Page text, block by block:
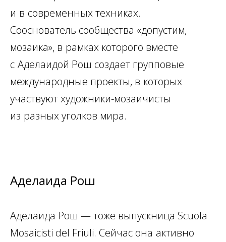
и в современных техниках.
Сооснователь сообщества «допустим,
мозаика», в рамках которого вместе
с Аделаидой Рош создает групповые
международные проекты, в которых
участвуют художники-мозаичисты
из разных уголков мира.
Аделаида Рош
Аделаида Рош — тоже выпускница Scuola
Mosaicisti del Friuli. Сейчас она активно